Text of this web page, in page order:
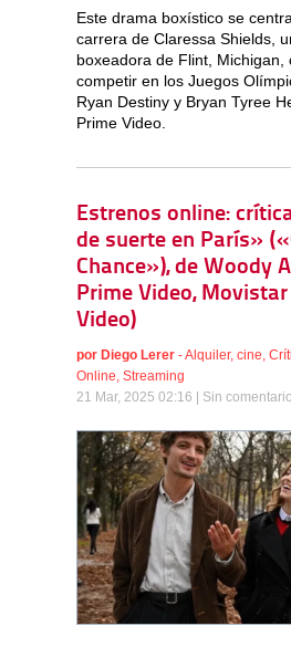
Este drama boxístico se
carrera de Claressa Shields,
boxeadora de Flint, Michigan,
competir en los Juegos
Ryan Destiny y Bryan Tyree
Prime Video.
Estrenos online:
de suerte en París»
Chance»), de Woody
Prime Video, Movistar
Video)
por Diego Lerer -Alquiler, cine
Online Streaming
21 Mar, 2025 02:16 | Sin